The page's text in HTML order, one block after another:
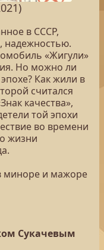
в СССР,
надежностью.
«Жигули»
Но можно ли
Как жили в
считался
качества»,
той эпохи
во времени
жизни
миноре и мажоре
Сукачевым